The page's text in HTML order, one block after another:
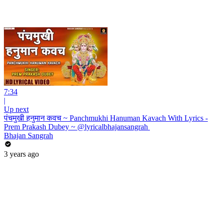
7:34
|
Up next
पंचमुखी हनुमान कवच ~ Panchmukhi Hanuman Kavach With Lyrics -
Prem Prakash Dubey ~ @lyricalbhajansangrah ​
Bhajan Sangrah
3 years ago